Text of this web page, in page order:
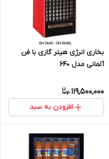
بخاری انرژی هیتر گازی با فن
آلمانی مدل 640
119,500,000
افزودن به سبد